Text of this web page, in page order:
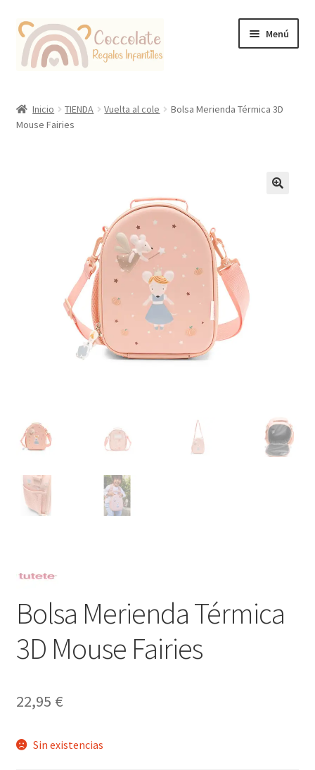
Ir
la
Ir
contenido
Menú
Coccolate Puericultura y Juguetería Educativa
Inicio TIENDA Vuelta al cole
Bolsa Merienda Térmica 3D
Mouse Fairies
Bolsa Merienda Térmica
3D Mouse Fairies
22,95 €
Sin existencias